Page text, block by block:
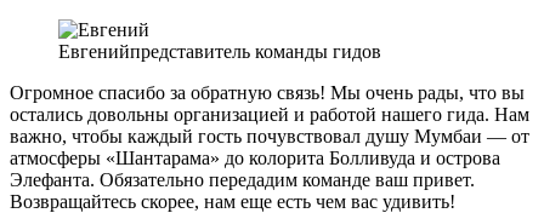
Евгенийпредставитель команды гидов
Огромное спасибо за обратную связь! Мы очень рады, что вы
остались довольны организацией и работой нашего гида. Нам
важно, чтобы каждый гость почувствовал душу Мумбаи — от
атмосферы «Шантарама» до колорита Болливуда и острова
Элефанта. Обязательно передадим команде ваш привет.
Возвращайтесь скорее, нам еще есть чем вас удивить!